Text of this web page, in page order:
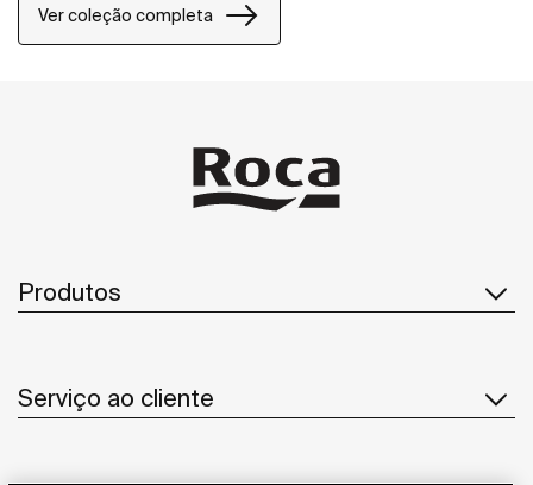
Ver coleção completa
Produtos
Serviço ao cliente